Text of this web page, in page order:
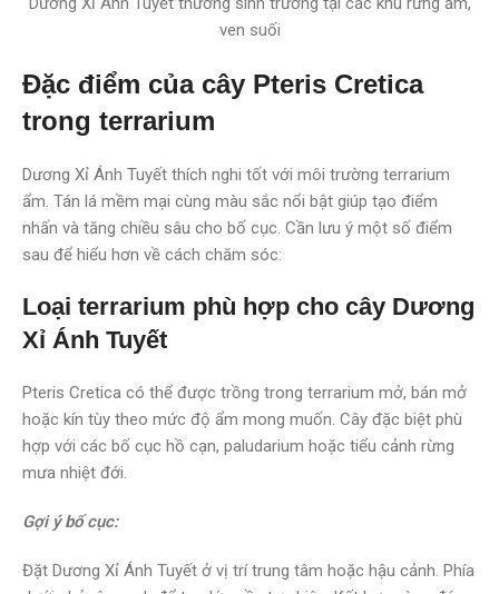
ven suối
Đặc điểm của cây Pteris Cretica
trong terrarium
Dương Xỉ Ánh Tuyết thích nghi tốt với môi trường terrarium
ẩm. Tán lá mềm mại cùng màu sắc nổi bật giúp tạo điểm
nhấn và tăng chiều sâu cho bố cục. Cần lưu ý một số điểm
sau để hiểu hơn về cách chăm sóc:
Loại terrarium phù hợp cho cây Dương
Xỉ Ánh Tuyết
Pteris Cretica có thể được trồng trong terrarium mở, bán mở
hoặc kín tùy theo mức độ ẩm mong muốn. Cây đặc biệt phù
hợp với các bố cục hồ cạn, paludarium hoặc tiểu cảnh rừng
mưa nhiệt đới.
Gợi ý bố cục:
Đặt Dương Xỉ Ánh Tuyết ở vị trí trung tâm hoặc hậu cảnh. Phía